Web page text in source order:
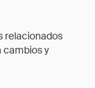
relacionados
cambios y